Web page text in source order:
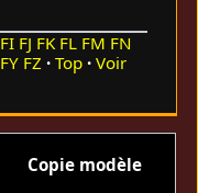
FI FJ FK FL FM FN
FY FZ Top
Voir
Copie modèle